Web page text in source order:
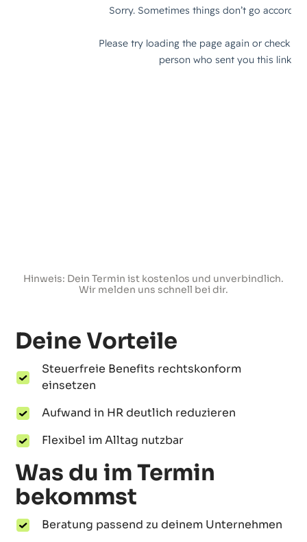
Hinweis: Dein Termin ist kostenlos und unverbindlich.
Wir melden uns schnell bei dir.
Deine Vorteile
Steuerfreie Benefits rechtskonform
einsetzen
Aufwand in HR deutlich reduzieren
Flexibel im Alltag nutzbar
Was du im Termin
bekommst
Beratung passend zu deinem Unternehmen